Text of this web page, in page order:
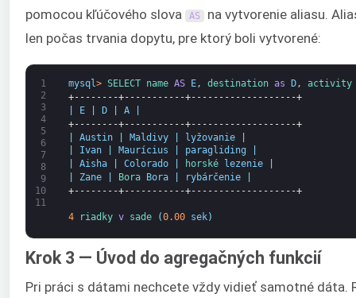
pomocou kľúčového slova
AS na vytvorenie aliasu.
len počas trvania dopytu, pre ktorý boli vytvorené:
1
2
3
4
5
6
7
8
9
10
11
mysql> SELECT name AS E, destination as D,
+--------+-----------+-------------------+
E D A
+--------+-----------+-------------------+
Austin Maldivy lyžovanie
Ivan Maurícius paragliding
Aisha Colorado horské lezenie
Zane Bora Bora rybárčenie
+--------+-----------+-------------------+
4 riadky v sade (0.00 sek)
Krok 3 — Úvod do agregačných funkcií
Pri práci s dátami nechcete vždy vidieť samotné dáta.